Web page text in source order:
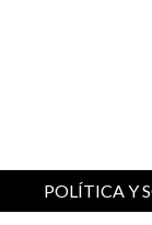
POLÍTICA Y